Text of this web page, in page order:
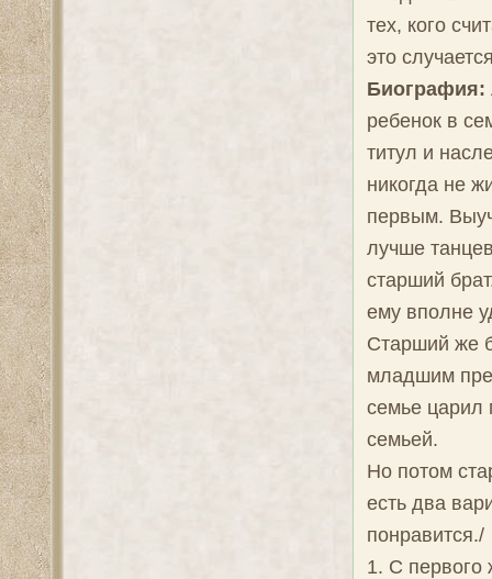
тех, кого
это
Биография:
ребенок в
титул и
никогда не
первым.
лучше
старший
ему вполне
Старший же
младшим
семье царил
семьей.
Но потом
есть два
понравится./
1. С первого